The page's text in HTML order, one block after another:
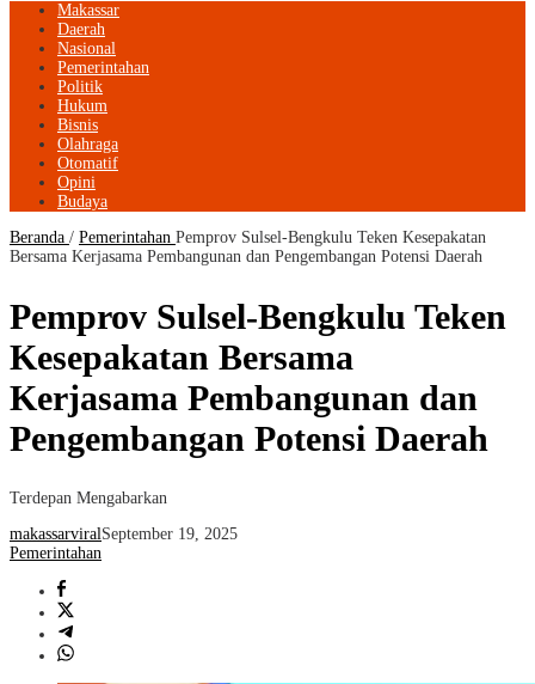
Makassar
Daerah
Nasional
Pemerintahan
Politik
Hukum
Bisnis
Olahraga
Otomatif
Opini
Budaya
Beranda / Pemerintahan Pemprov Sulsel-Bengkulu Teken Kesepakatan
Bersama Kerjasama Pembangunan dan Pengembangan Potensi Daerah
Pemprov Sulsel-Bengkulu Teken
Kesepakatan Bersama
Kerjasama Pembangunan dan
Pengembangan Potensi Daerah
Terdepan Mengabarkan
makassarviralSeptember 19, 2025
Pemerintahan